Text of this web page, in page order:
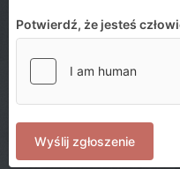
Potwierdź, że jesteś
Wyślij zgłoszenie